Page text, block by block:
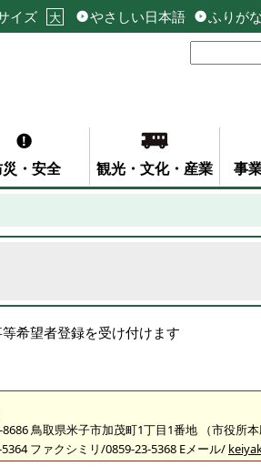
イズ 大 やさしい日本語 ふりが
災・安全 観光・文化・産業 事
希望者登録を受け付けます
鳥取県米子市加茂町1丁目1番地 （市役所本
ファクシミリ/0859-23-5368 Eメール/